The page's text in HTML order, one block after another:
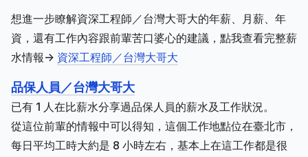
想進一步瞭解資深工程師／台灣大哥大的年薪、月薪、年
資，還有工作內容跟前輩苦口婆心的建議，點我查看完整薪
水情報-> 資深工程師／台灣大哥大
品保人員／台灣大哥大
已有 1 人在比薪水分享過品保人員的薪水及工作狀況。
從這位前輩的情報中可以得知，這個工作地點位在臺北市，
每日平均工時大約是 8 小時左右，基本上在這工作都是很